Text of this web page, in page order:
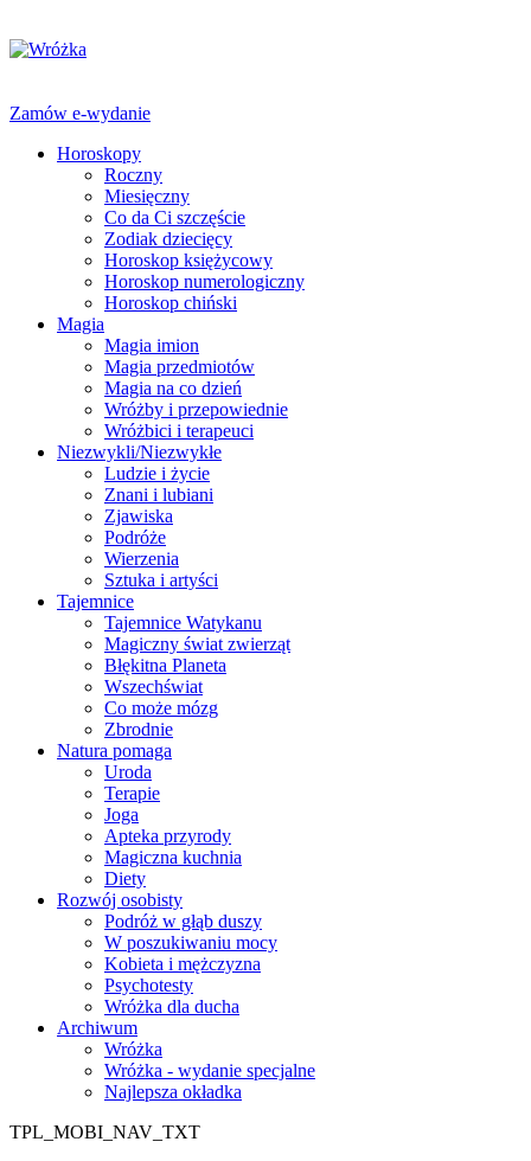
Zamów e-wydanie
Horoskopy
Roczny
Miesięczny
Co da Ci szczęście
Zodiak dziecięcy
Horoskop księżycowy
Horoskop numerologiczny
Horoskop chiński
Magia
Magia imion
Magia przedmiotów
Magia na co dzień
Wróżby i przepowiednie
Wróżbici i terapeuci
Niezwykli/Niezwykłe
Ludzie i życie
Znani i lubiani
Zjawiska
Podróże
Wierzenia
Sztuka i artyści
Tajemnice
Tajemnice Watykanu
Magiczny świat zwierząt
Błękitna Planeta
Wszechświat
Co może mózg
Zbrodnie
Natura pomaga
Uroda
Terapie
Joga
Apteka przyrody
Magiczna kuchnia
Diety
Rozwój osobisty
Podróż w głąb duszy
W poszukiwaniu mocy
Kobieta i mężczyzna
Psychotesty
Wróżka dla ducha
Archiwum
Wróżka
Wróżka - wydanie specjalne
Najlepsza okładka
TPL_MOBI_NAV_TXT